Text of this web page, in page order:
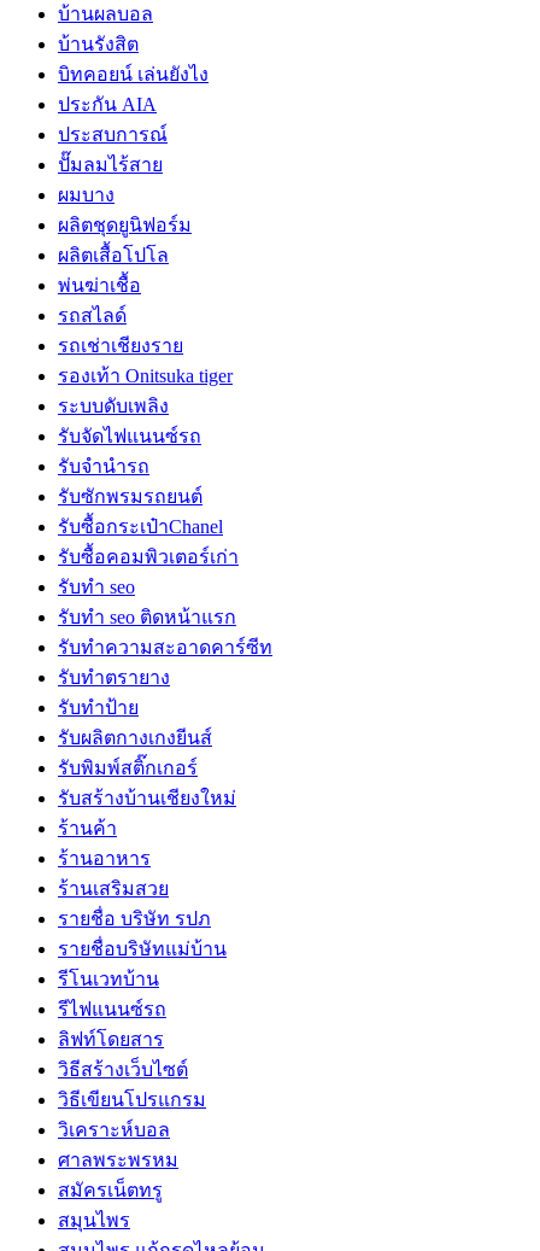
บ้านผลบอล
บ้านรังสิต
บิทคอยน์ เล่นยังไง
ประกัน AIA
ประสบการณ์
ปั๊มลมไร้สาย
ผมบาง
ผลิตชุดยูนิฟอร์ม
ผลิตเสื้อโปโล
พ่นฆ่าเชื้อ
รถสไลด์
รถเช่าเชียงราย
รองเท้า Onitsuka tiger
ระบบดับเพลิง
รับจัดไฟแนนซ์รถ
รับจำนำรถ
รับซักพรมรถยนต์
รับซื้อกระเป๋าChanel
รับซื้อคอมพิวเตอร์เก่า
รับทำ seo
รับทำ seo ติดหน้าแรก
รับทำความสะอาดคาร์ซีท
รับทำตรายาง
รับทำป้าย
รับผลิตกางเกงยีนส์
รับพิมพ์สติ๊กเกอร์
รับสร้างบ้านเชียงใหม่
ร้านค้า
ร้านอาหาร
ร้านเสริมสวย
รายชื่อ บริษัท รปภ
รายชื่อบริษัทแม่บ้าน
รีโนเวทบ้าน
รีไฟแนนซ์รถ
ลิฟท์โดยสาร
วิธีสร้างเว็บไซต์
วิธีเขียนโปรแกรม
วิเคราะห์บอล
ศาลพระพรหม
สมัครเน็ตทรู
สมุนไพร